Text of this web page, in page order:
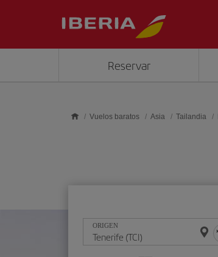
Reservar
Vuelos baratos Asia Tailandia
ORIGEN